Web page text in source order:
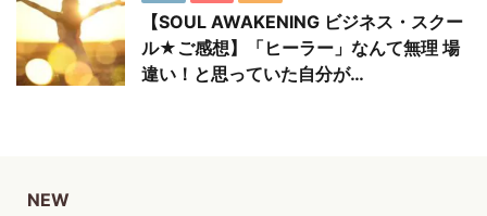
【SOUL AWAKENING ビジネス・スクー
ル★ご感想】「ヒーラー」なんて無理 場
違い！と思っていた自分が…
NEW